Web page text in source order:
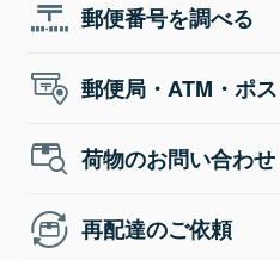
郵便番号を調べる
郵便局・ATM・ポ
荷物のお問い合わせ
再配達のご依頼